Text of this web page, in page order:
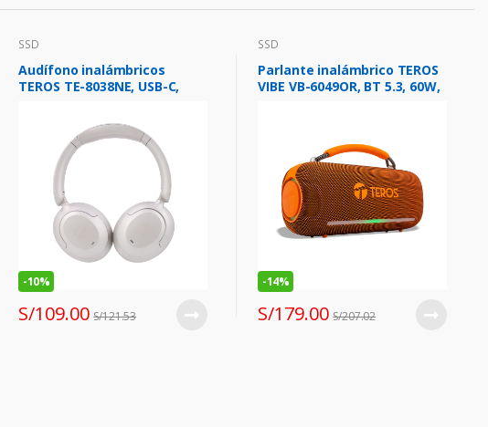
SSD
Audífono inalámbricos
TEROS TE-8038NE, USB-C,
-10%
S/109.00 S/121.53
SSD
Parlante inalámbrico TEROS
VIBE VB-6049OR, BT 5.3, 60W,
-14%
S/179.00 S/207.02